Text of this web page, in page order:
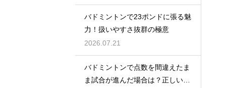
バドミントンで23ポンドに張る魅
力！扱いやすさ抜群の極意
2026.07.21
バドミントンで点数を間違えたま
ま試合が進んだ場合は？正しい修